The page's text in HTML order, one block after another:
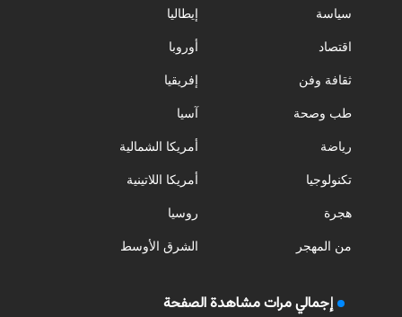
سياسة
اقتصاد
ثقافة وفن
طب وصحة
رياضة
تكنولوجيا
هجرة
من المهجر
إيطاليا
أوروبا
إفريقيا
آسيا
أمريكا الشمالية
أمريكا اللاتينية
روسيا
الشرق الأوسط
إجمالي مرات مشاهدة الصفحة